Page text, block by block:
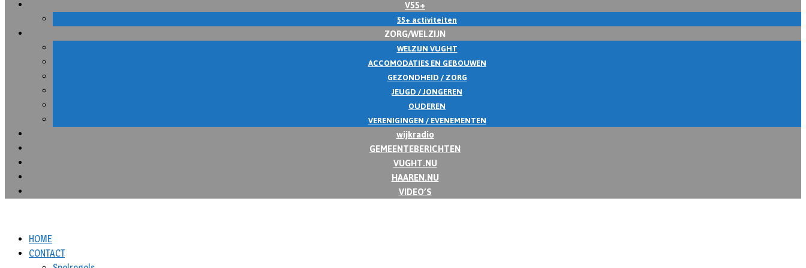
V55+
55+ activiteiten
ZORG/WELZIJN
WELZIJN VUGHT
ACCOMODATIES EN GEBOUWEN
GEZONDHEID / ZORG
JEUGD / JONGEREN
OUDEREN
VERENIGINGEN / EVENEMENTEN
wijkradio
GEMEENTEBERICHTEN
VUGHT.NU
HAAREN.NU
VIDEO’S
HOME
CONTACT